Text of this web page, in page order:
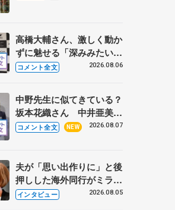
高橋大輔さん、激しく動か
ずに魅せる「深みみたいな
ものは出てきている？」
あい
コメント全文 2026.08.06
中野先生に似てきている？
坂本花織さん 中井亜美は
クリケットのサマーキャン
部科学省スポーツ表彰
式】
コメント全文 NEW 2026.08.07
夫が「思い出作りに」と後
押しした海外同行がミラノ
まで… 繁華街のリンクで
インタビュー 2026.08.05